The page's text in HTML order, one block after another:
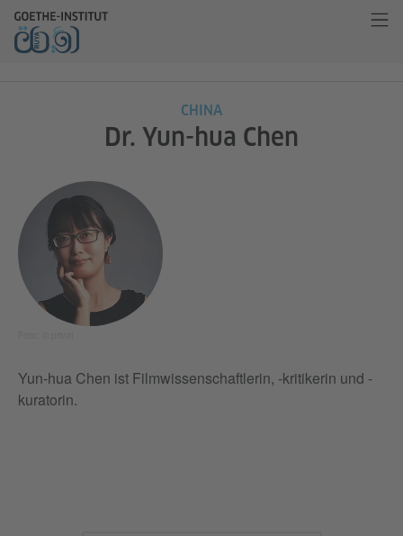
CHINA
Dr. Yun-hua Chen
Yun-hua Chen ist Filmwissenschaftlerin, -kritikerin und -
kuratorin.